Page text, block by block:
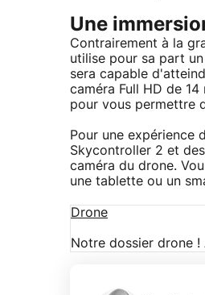
Une
Contrairement à la
utilise pour sa part
sera capable
caméra Full HD de
pour vous permettre
Pour une expérience
Skycontroller 2 et
caméra du drone.
une tablette ou un
Drone
Notre dossier drone !